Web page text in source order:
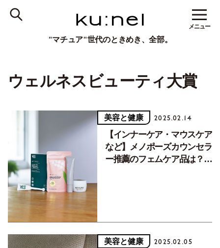
"マチュア"世代のときめき、全部。
メニュー
ウェルネスビューティ大賞
美容と健康 2025.02.14
【インナーケア・マウスケア
など】メノポーズカウンセラ
ー推薦のフェムケア品は？ウ
美容と健康 2025.02.05